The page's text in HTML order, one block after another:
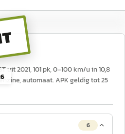
uit 2021, 101 pk, 0–100 km/u in 10,8
automaat. APK geldig tot 25
6